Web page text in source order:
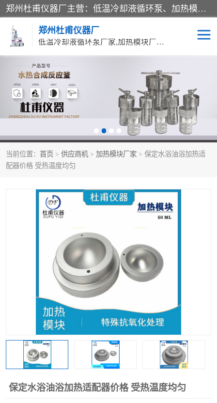
郑州杜甫仪器厂主营：低温冷却液循环泵、加热模块、水热合成反应釜、水油浴锅、旋转蒸发器、循环水真空泵等产品。郑州杜甫仪器厂在众多的教学仪器行业中依靠科技力量扬长避短、迅速发展，成为国家教委*生产教学仪器的厂家，产品具有国内良好水平，主导产品通过ISO9002质量认证。
郑州杜甫仪器厂
低温冷却液循环泵厂家,加热模块厂家,水热合成反应釜厂家,水油浴锅厂家,旋转蒸发器厂家
当前位置： 首页 > 供应商机 > 加热模块厂家 > 保定水浴油浴加热适
配器价格 受热温度均匀
保定水浴油浴加热适配器价格 受热温度均匀
循环水真空泵厂家 水热合成反应釜厂家
低温冷却液循环泵厂家 加热模块厂家
气流烘干器
旋转蒸发器厂家 双层玻璃反应釜10L
高温循环油浴锅母 五抽头循环水真空泵
多功能油浴锅
单层玻璃反应釜 低温恒温反应浴槽
磁力搅拌器 电动搅拌器
加热模块